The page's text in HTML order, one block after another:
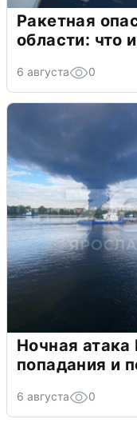
Ракетная
области: что
6 августа 0
Ночная
попадания и
6 августа 0